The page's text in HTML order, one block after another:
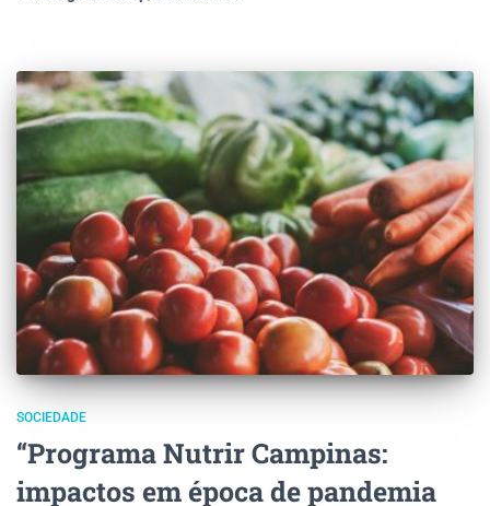
SOCIEDADE
“Programa Nutrir Campinas:
impactos em época de pandemia